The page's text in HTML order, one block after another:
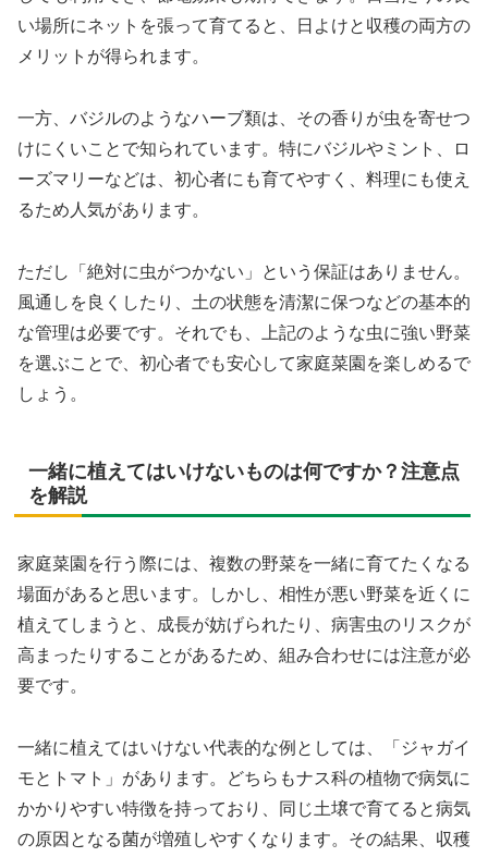
い場所にネットを張って育てると、日よけと収穫の両方の
メリットが得られます。
一方、バジルのようなハーブ類は、その香りが虫を寄せつ
けにくいことで知られています。特にバジルやミント、ロ
ーズマリーなどは、初心者にも育てやすく、料理にも使え
るため人気があります。
ただし「絶対に虫がつかない」という保証はありません。
風通しを良くしたり、土の状態を清潔に保つなどの基本的
な管理は必要です。それでも、上記のような虫に強い野菜
を選ぶことで、初心者でも安心して家庭菜園を楽しめるで
しょう。
一緒に植えてはいけないものは何ですか？注意点
を解説
家庭菜園を行う際には、複数の野菜を一緒に育てたくなる
場面があると思います。しかし、相性が悪い野菜を近くに
植えてしまうと、成長が妨げられたり、病害虫のリスクが
高まったりすることがあるため、組み合わせには注意が必
要です。
一緒に植えてはいけない代表的な例としては、「ジャガイ
モとトマト」があります。どちらもナス科の植物で病気に
かかりやすい特徴を持っており、同じ土壌で育てると病気
の原因となる菌が増殖しやすくなります。その結果、収穫